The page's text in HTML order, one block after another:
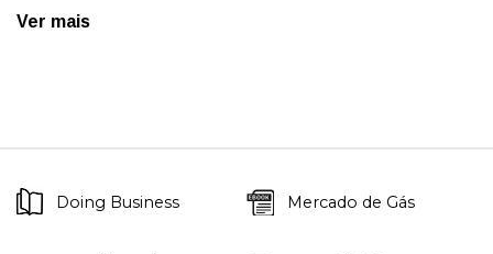
Ver mais
Doing Business Mercado de Gás